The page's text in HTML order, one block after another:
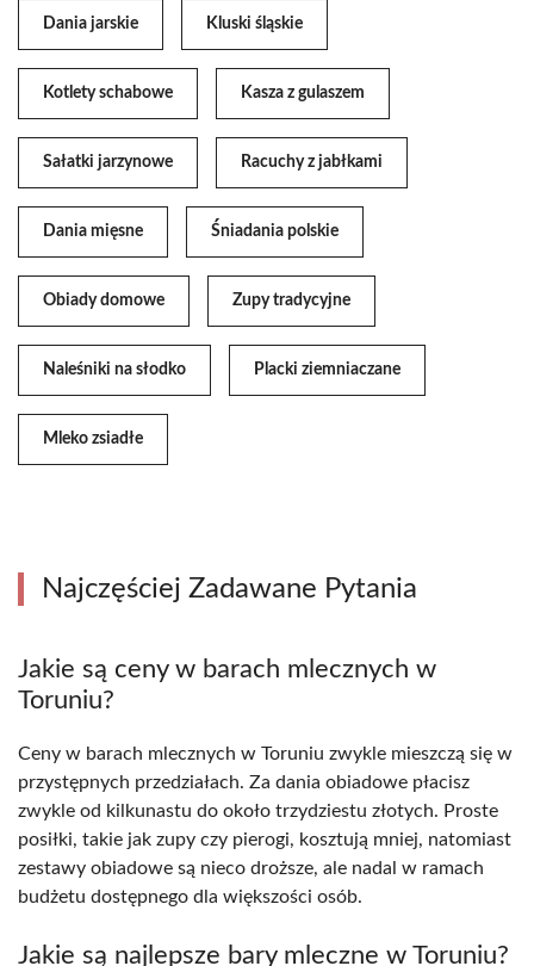
Dania jarskie Kluski śląskie
Kotlety schabowe Kasza z gulaszem
Sałatki jarzynowe Racuchy z jabłkami
Dania mięsne Śniadania polskie
Obiady domowe Zupy tradycyjne
Naleśniki na słodko Placki ziemniaczane
Mleko zsiadłe
Najczęściej Zadawane Pytania
Jakie są ceny w barach mlecznych w
Toruniu?
Ceny w barach mlecznych w Toruniu zwykle mieszczą się w
przystępnych przedziałach. Za dania obiadowe płacisz
zwykle od kilkunastu do około trzydziestu złotych. Proste
posiłki, takie jak zupy czy pierogi, kosztują mniej, natomiast
zestawy obiadowe są nieco droższe, ale nadal w ramach
budżetu dostępnego dla większości osób.
Jakie są najlepsze bary mleczne w Toruniu?